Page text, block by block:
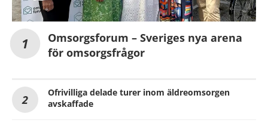
Omsorgsforum – Sveriges nya arena
för omsorgsfrågor
Ofrivilliga delade turer inom äldreomsorgen
avskaffade